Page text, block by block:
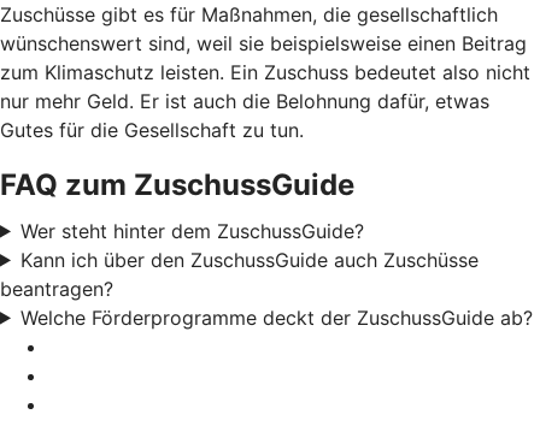
Zuschüsse gibt es für Maßnahmen, die gesellschaftlich
wünschenswert sind, weil sie beispielsweise einen Beitrag
zum Klimaschutz leisten. Ein Zuschuss bedeutet also nicht
nur mehr Geld. Er ist auch die Belohnung dafür, etwas
Gutes für die Gesellschaft zu tun.
FAQ zum ZuschussGuide
Wer steht hinter dem ZuschussGuide?
Kann ich über den ZuschussGuide auch Zuschüsse
beantragen?
Welche Förderprogramme deckt der ZuschussGuide ab?